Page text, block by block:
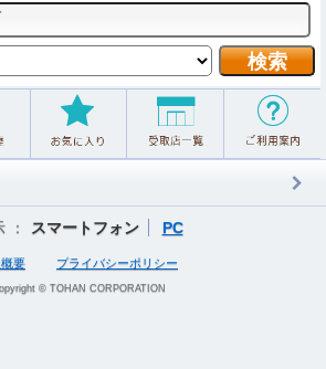
： スマートフォン PC
要 プライバシーポリシー
© TOHAN CORPORATION